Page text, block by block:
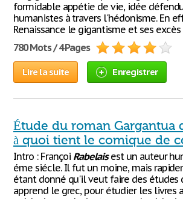
formidable appétie de vie, idée
humanistes à travers l'hédonisme. En
Renaissance le gigantisme et ses
780 Mots / 4 Pages
Lire la suite Enregistrer
Étude du roman Gargantua
à quoi tient le comique de
Intro : Françoi Rabelaisest un auteur
éme siécle. Il fut un moine, mais
étant donné qu'il veut faire des études
apprend le grec, pour étudier les livres